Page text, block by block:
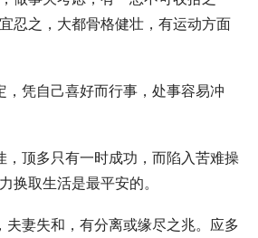
忍之，大都骨格健壮，有运动方面
，凭自己喜好而行事，处事容易冲
，顶多只有一时成功，而陷入苦难操
换取生活是最平安的。
夫妻失和，有分离或缘尽之兆。应多